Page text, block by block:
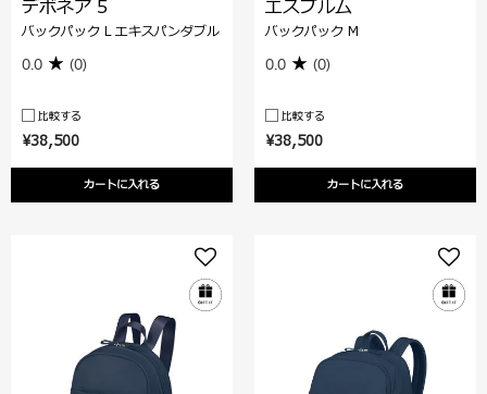
¥38,500
カートに入れる
デボネア 5
バックパック L エキスパンダブル
0.0 (0)
比較する
¥38,500
カートに入れる
エスプルム
バックパック M
0.0 (0)
比較する